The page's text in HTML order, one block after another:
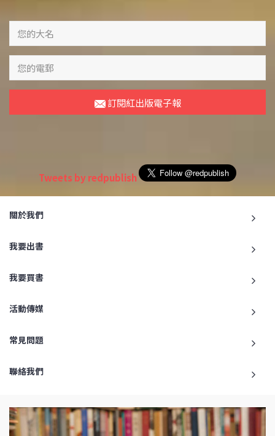
訂閱紅出版電子報
Tweets by redpublish
關於我們
我要出書
我要買書
活動傳媒
常見問題
聯絡我們